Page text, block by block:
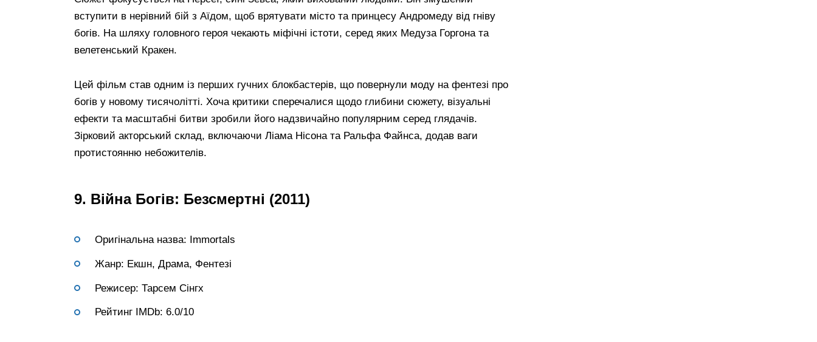
вступити в нерівний бій з Аїдом, щоб врятувати місто та принцесу Андромеду від гніву
богів. На шляху головного героя чекають міфічні істоти, серед яких Медуза Горгона та
велетенський Кракен.
Цей фільм став одним із перших гучних блокбастерів, що повернули моду на фентезі про
богів у новому тисячолітті. Хоча критики сперечалися щодо глибини сюжету, візуальні
ефекти та масштабні битви зробили його надзвичайно популярним серед глядачів.
Зірковий акторський склад, включаючи Ліама Нісона та Ральфа Файнса, додав ваги
протистоянню небожителів.
9. Війна Богів: Безсмертні (2011)
Оригінальна назва: Immortals
Жанр: Екшн, Драма, Фентезі
Режисер: Тарсем Сінгх
Рейтинг IMDb: 6.0/10